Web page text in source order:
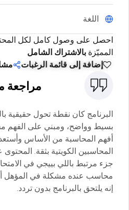
اللغة
احصل على وصول كامل لكل
المميّزة بالاشتراك الشامل
إضافة إلى قائمة الرغبات
مراجعة
البرنامج كان نقطة تحول حقيقية
بسيط وواضح، ومبني على الفهم
أفهم المحاسبة من الأساس وأستعد
المحاسبين الكويتية بثقة.
جزء مرتبط باللي بييجي في
محاسب عنده مشكلة في المؤهل
إنه يلتحق بالبرنامج بدون تردد.